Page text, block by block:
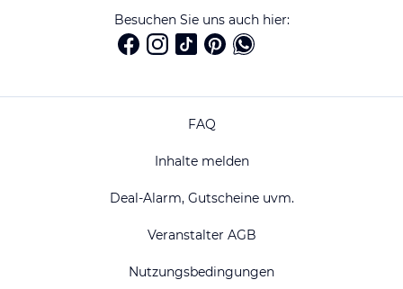
Besuchen Sie uns auch hier:
FAQ
Inhalte melden
Deal-Alarm, Gutscheine uvm.
Veranstalter AGB
Nutzungsbedingungen